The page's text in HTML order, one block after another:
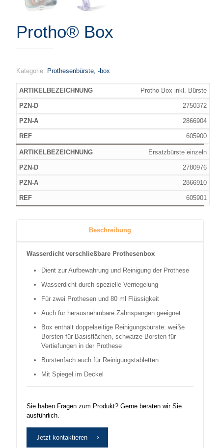
Protho® Box
Kategorie: Prothesenbürste, -box
Protho Box inkl. Bürste
2750372
2866904
605900
Ersatzbürste einzeln
2780976
2866910
605901
Beschreibung
Wasserdicht verschließbare Prothesenbox
Dient zur Aufbewahrung und Reinigung der Prothese
Wasserdicht durch spezielle Verriegelung
Für zwei Prothesen und 80 ml Flüssigkeit
Auch für herausnehmbare Zahnspangen geeignet
Box enthält doppelseitige Reinigungsbürste: weiße
Borsten für Basisflächen, schwarze Borsten für
Vertiefungen in der Prothese
Bürstenfach auch für Reinigungstabletten
Mit Spiegel im Deckel
Sie haben Fragen zum Produkt? Gerne beraten wir Sie
ausführlich.
Jetzt kontaktieren